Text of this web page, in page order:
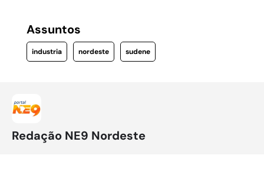
Assuntos
industria nordeste sudene
Redação NE9 Nordeste